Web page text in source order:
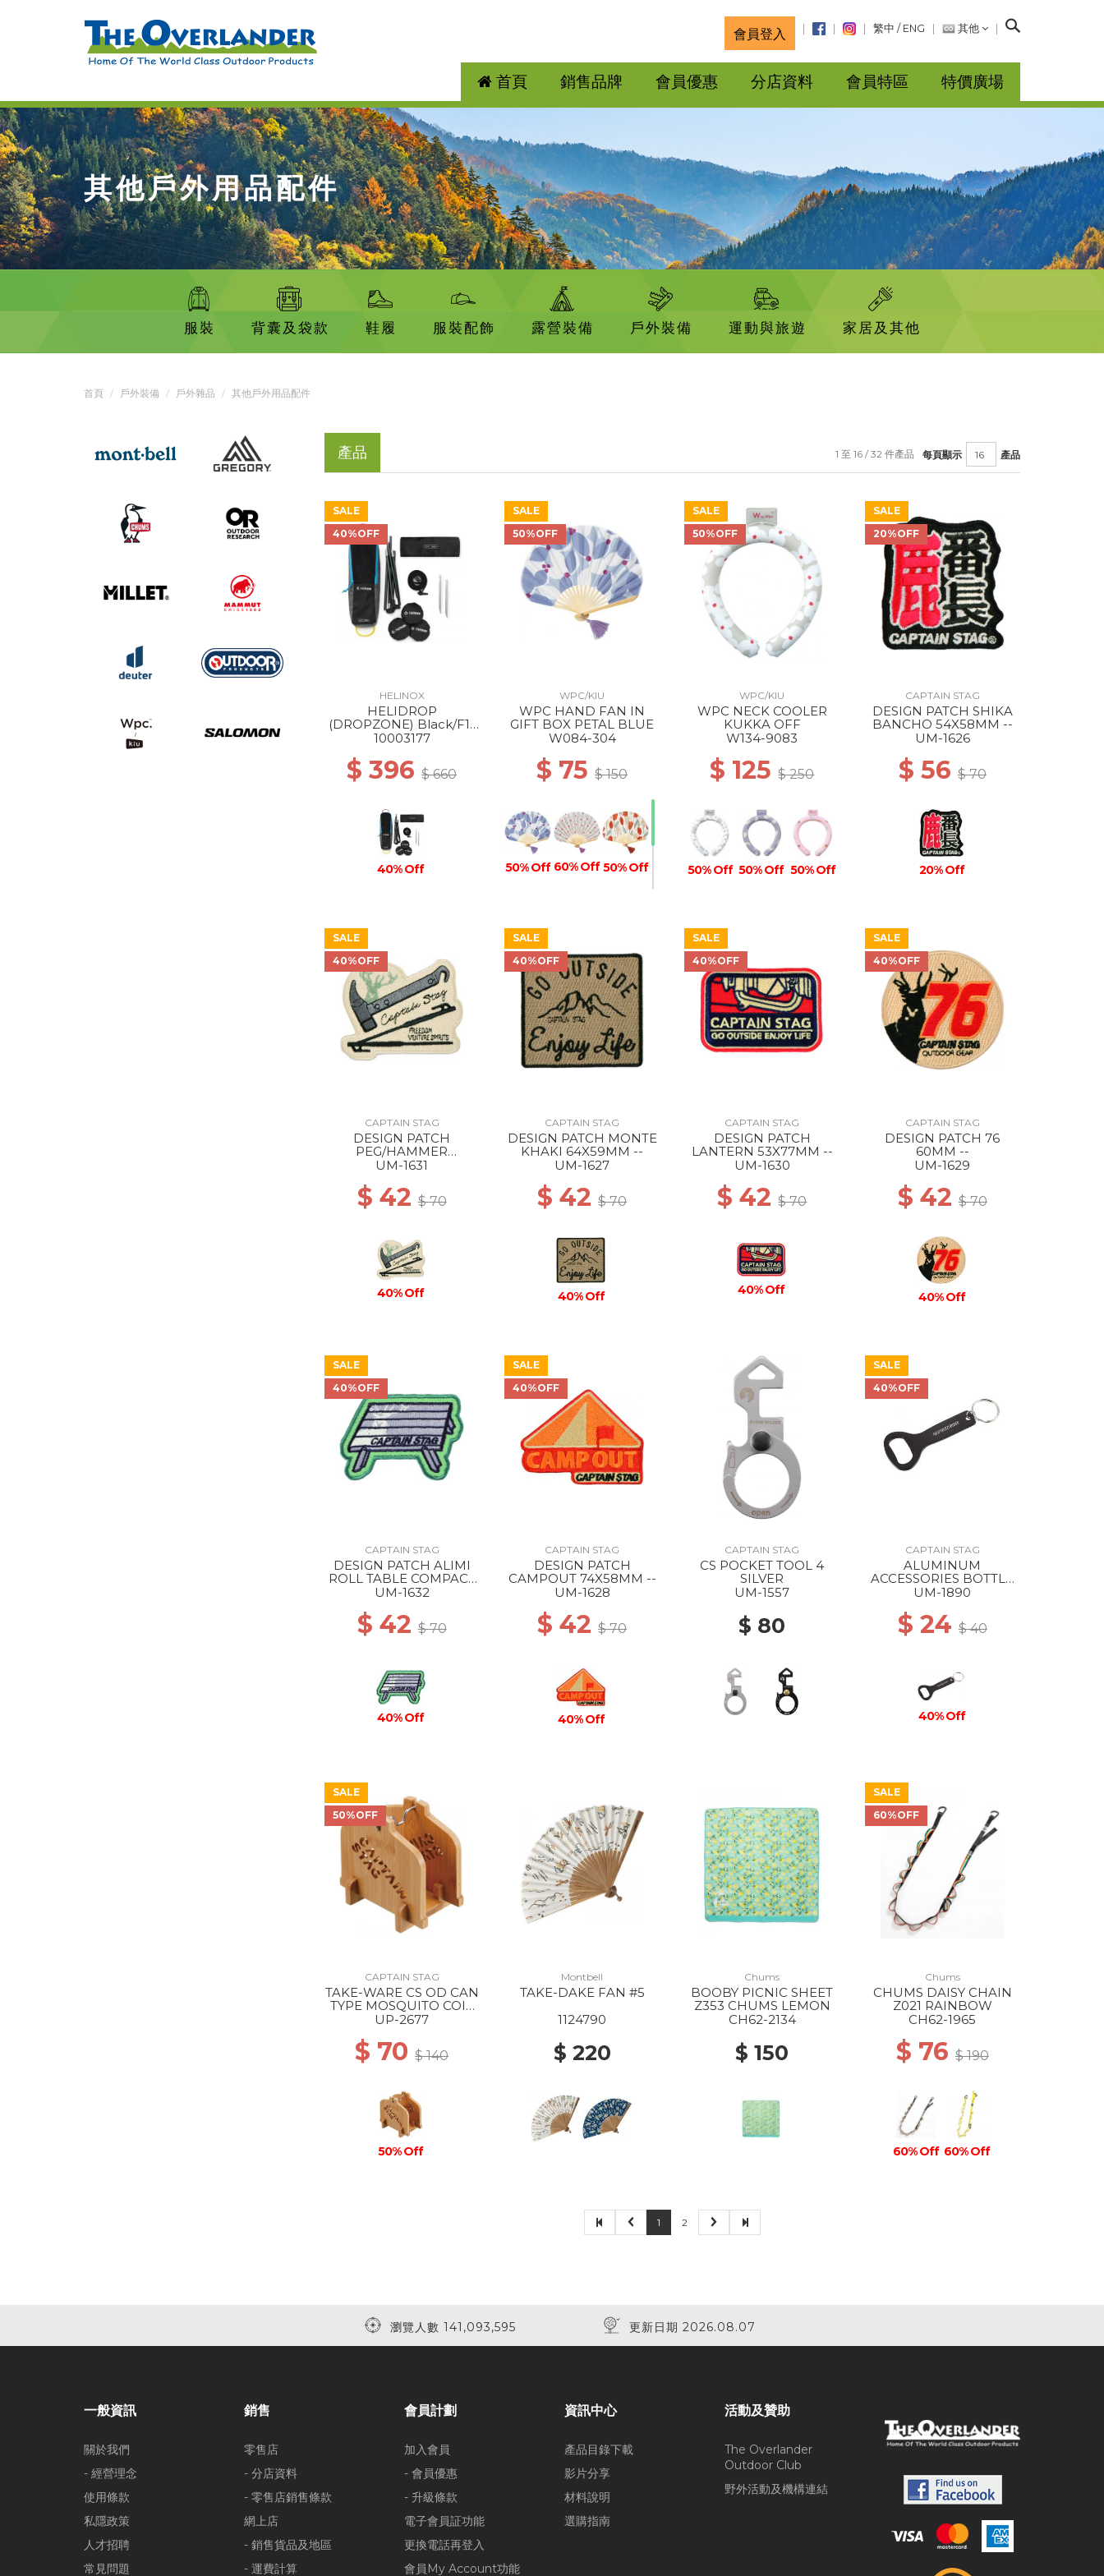
會員登入 繁中 / ENG 其他
搜
首頁 銷售品牌 會員優惠 分店資料 會員特區 特價廣場
其他戶外用品配件
服裝 背囊及袋款 鞋履 服裝配飾 露營裝備 戶外裝備 運動與旅遊 家居及其他
首頁 戶外裝備 戶外雜品 其他戶外用品配件
產品 每頁顯示 產品
1 至 16 / 32 件產品
SALE
40%OFF
HELINOX
HELIDROP
(DROPZONE) Black/F11
Steel Grey
10003177
$ 396$ 660
40% Off
SALE
50%OFF
WPC/KIU
WPC HAND FAN IN
GIFT BOX PETAL BLUE
W084-304
$ 75$ 150
50% Off 60% Off 50% Off
40% Off
SALE
50%OFF
WPC/KIU
WPC NECK COOLER
KUKKA OFF
W134-9083
$ 125$ 250
50% Off 50% Off 50% Off
SALE
20%OFF
CAPTAIN STAG
DESIGN PATCH SHIKA
BANCHO 54X58MM --
UM-1626
$ 56 $ 70
20% Off
SALE
40%OFF
CAPTAIN STAG
DESIGN PATCH
PEG/HAMMER
77X63MM --
UM-1631
$ 42$ 70
40% Off
SALE
40%OFF
CAPTAIN STAG
DESIGN PATCH MONTE
KHAKI 64X59MM --
UM-1627
$ 42$ 70
40% Off
SALE
40%OFF
CAPTAIN STAG
DESIGN PATCH
LANTERN 53X77MM --
UM-1630
$ 42$ 70
40% Off
SALE
40%OFF
CAPTAIN STAG
DESIGN PATCH 76
60MM --
UM-1629
$ 42 $ 70
40% Off
SALE
40%OFF
CAPTAIN STAG
DESIGN PATCH ALIMI
ROLL TABLE COMPACT
76X52MM --
UM-1632
$ 42$ 70
40% Off
SALE
40%OFF
CAPTAIN STAG
DESIGN PATCH
CAMPOUT 74X58MM --
UM-1628
$ 42$ 70
40% Off
CAPTAIN STAG
CS POCKET TOOL 4
SILVER
UM-1557
$ 80
SALE
40%OFF
CAPTAIN STAG
ALUMINUM
ACCESSORIES BOTTLE
OPENER STANDARD
UM-1890
$ 24 $ 40
40% Off
SALE
50%OFF
CAPTAIN STAG
TAKE-WARE CS OD CAN
TYPE MOSQUITO COIL
STAND --
UP-2677
$ 70$ 140
50% Off
Montbell
TAKE-DAKE FAN #5
1124790
$ 220
Chums
BOOBY PICNIC SHEET
Z353 CHUMS LEMON
CH62-2134
$ 150
SALE
60%OFF
Chums
CHUMS DAISY CHAIN
Z021 RAINBOW
CH62-1965
$ 76 $ 190
60% Off 60% Off
1 2
瀏覽人數 141,093,595 更新日期 2026.08.07
一般資訊
關於我們
- 經營理念
使用條款
私隱政策
人才招聘
常見問題
銷售
零售店
- 分店資料
- 零售店銷售條款
網上店
- 銷售貨品及地區
- 運費計算
會員計劃
加入會員
- 會員優惠
- 升級條款
電子會員証功能
更換電話再登入
會員My Account功能
資訊中心
產品目錄下載
影片分享
材料說明
選購指南
活動及贊助
The Overlander
Outdoor Club
野外活動及機構連結